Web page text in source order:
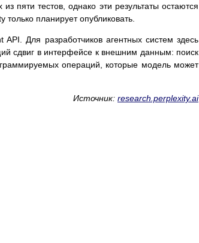
пяти тестов, однако эти результаты остаются
планирует опубликовать.
Для разработчиков агентных систем здесь
сдвиг в интерфейсе к внешним данным: поиск
операций, которые модель может
Источник: research.perplexity.ai